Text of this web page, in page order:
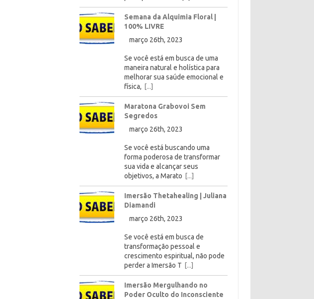
Semana da Alquimia Floral |
100% LIVRE
março 26th, 2023
Se você está em busca de uma
maneira natural e holística para
melhorar sua saúde emocional e
física, [...]
Maratona Grabovoi Sem
Segredos
março 26th, 2023
Se você está buscando uma
forma poderosa de transformar
sua vida e alcançar seus
objetivos, a Marato [...]
Imersão Thetahealing | Juliana
Diamandi
março 26th, 2023
Se você está em busca de
transformação pessoal e
crescimento espiritual, não pode
perder a Imersão T [...]
Imersão Mergulhando no
Poder Oculto do Inconsciente